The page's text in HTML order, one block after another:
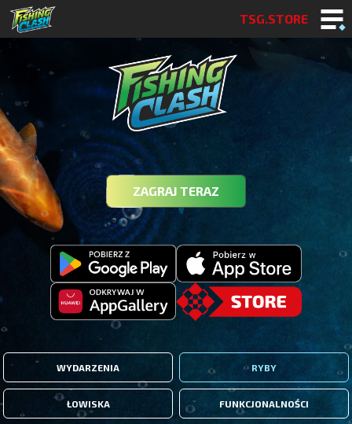
TSG.STORE
ZAGRAJ TERAZ
WYDARZENIA RYBY
ŁOWISKA FUNKCJONALNOŚCI